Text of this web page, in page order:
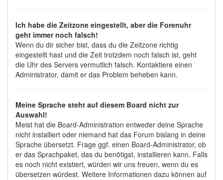
Ich habe die Zeitzone eingestellt, aber die Forenuhr
geht immer noch falsch!
Wenn du dir sicher bist, dass du die Zeitzone richtig
eingestellt hast und die Zeit trotzdem noch falsch ist, geht
die Uhr des Servers vermutlich falsch. Kontaktiere einen
Administrator, damit er das Problem beheben kann.
Meine Sprache steht auf diesem Board nicht zur
Auswahl!
Meist hat die Board-Administration entweder deine Sprache
nicht installiert oder niemand hat das Forum bislang in deine
Sprache übersetzt. Frage ggf. einen Board-Administrator, ob
er das Sprachpaket, das du benötigst, installieren kann. Falls
es noch nicht existiert, würden wir uns freuen, wenn du es
übersetzen würdest. Weitere Informationen dazu können auf